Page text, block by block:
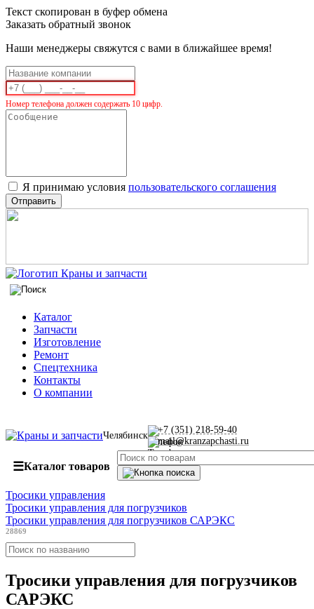
Текст скопирован в буфер обмена
Заказать обратный звонок
Наши менеджеры свяжутся с вами в ближайшее время!
Номер телефона должен содержать 10 цифр.
Я принимаю условия пользовательского соглашения
Отправить
Каталог
Запчасти
Изготовление
Ремонт
Спецтехника
Контакты
О компании
Челябинск
+7 (351) 218-59-40
mail@kranzapchasti.ru
☰Каталог товаров
Тросики управления
Тросики управления для погрузчиков
Тросики управления для погрузчиков САРЭКС
28869
Тросики управления для погрузчиков
САРЭКС